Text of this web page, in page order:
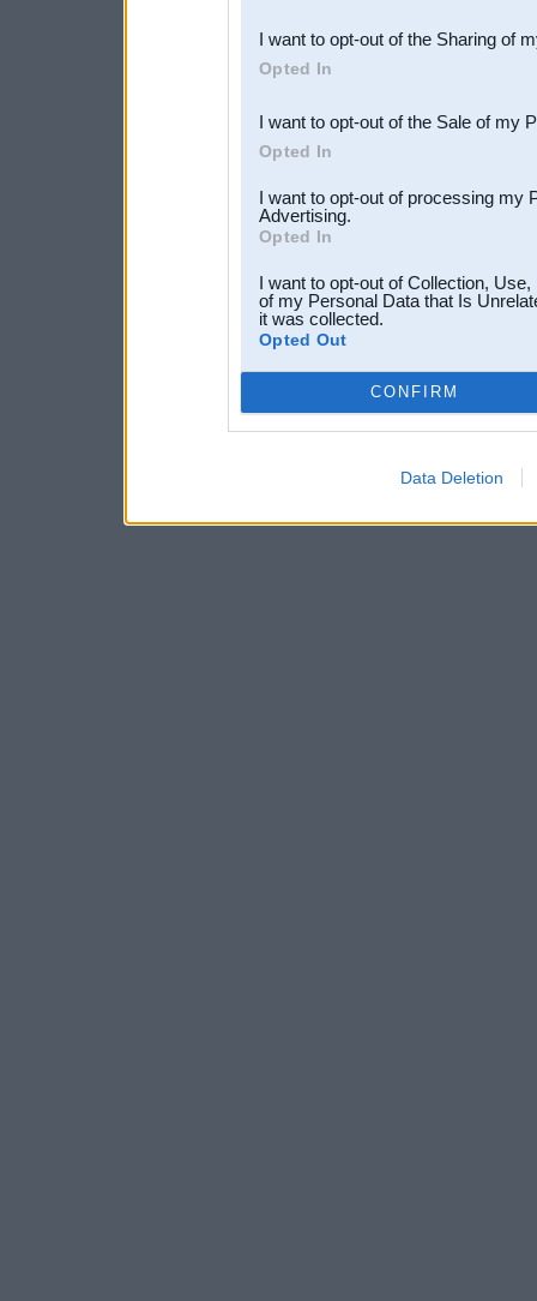
Downstream Participants
third parties.
I want to opt-out of the Sharing of
Opted In
I want to opt-out of the Sale of my
Opted In
I want to opt-out of processing my
Advertising.
Opted In
I want to opt-out of Collection,
of my Personal Data that Is
it was collected.
Opted Out
CONFIRM
Data Deletion